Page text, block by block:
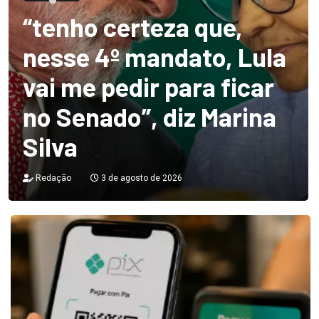
“tenho certeza que,
nesse 4º mandato, Lula
vai me pedir para ficar
no Senado”, diz Marina
Silva
Redação 3 de agosto de 2026